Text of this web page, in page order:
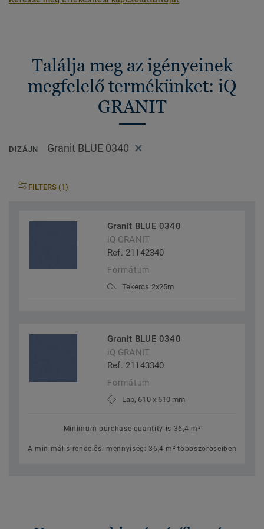
Találja meg az igényeinek
megfelelő termékünket: iQ
GRANIT
DIZÁJN Granit BLUE 0340
FILTERS (1)
Granit BLUE 0340
iQ GRANIT
Ref. 21142340
Formátum
Tekercs 2x25m
Granit BLUE 0340
iQ GRANIT
Ref. 21143340
Formátum
Lap, 610 x 610 mm
Minimum purchase quantity is 36,4 m²
A minimális rendelési mennyiség: 36,4 m² többszöröseiben